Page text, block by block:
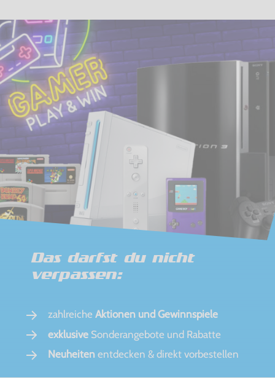
Das darfst du nicht
verpassen:
zahlreiche Aktionen und Gewinnspiele
exklusive Sonderangebote und Rabatte
Neuheiten entdecken & direkt vorbestellen